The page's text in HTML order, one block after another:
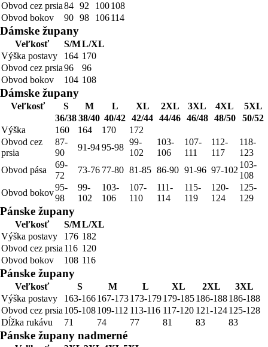
Obvod cez prsia84 92 100108
Obvod bokov
90 98 106114
Dámske župany
Veľkosť S/ML/XL
Výška postavy
164 170
Obvod cez prsia96
96
Obvod bokov
104 108
Dámske župany
Veľkosť S M L XL 2XL 3XL 4XL
5XL
36/3838/40 40/42 42/44 44/46 46/48 48/50
50/52
Výška
160 164 170
172
Obvod cez
prsia
87-
90
91-9495-98
99-
102
103-
106
107-
111
112-
117
118-
123
Obvod pása
69-
72
73-76 77-80 81-85 86-90 91-96 97-102
103-
108
Obvod bokov
95-
98
99-
102
103-
106
107-
110
111-
114
115-
119
120-
124
125-
129
Pánske župany
Veľkosť S/ML/XL
Výška postavy
176 182
Obvod cez prsia 116 120
Obvod bokov
108 116
Pánske župany
Veľkosť S M L XL 2XL
3XL
Výška postavy
163-166167-173173-179179-185186-188186-188
Obvod cez prsia 105-108109-112 113-116 117-120 121-124125-128
Dĺžka rukávu
71 74 77 81 83 83
Pánske župany nadmerné